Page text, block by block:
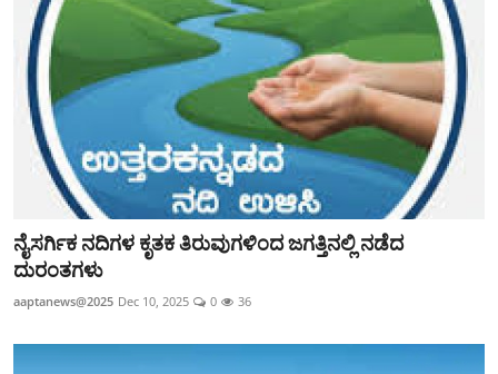
ನೈಸರ್ಗಿಕ ನದಿಗಳ ಕೃತಕ ತಿರುವುಗಳಿಂದ ಜಗತ್ತಿನಲ್ಲಿ ನಡೆದ
ದುರಂತಗಳು
aaptanews@2025 Dec 10, 2025 0 36